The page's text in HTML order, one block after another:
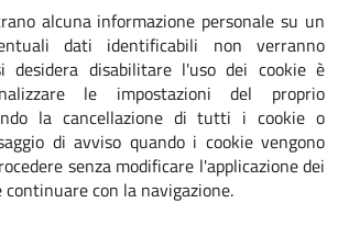
alcuna informazione personale su un
dati identificabili non verranno
desidera disabilitare l'uso dei cookie è
le impostazioni del proprio
la cancellazione di tutti i cookie o
di avviso quando i cookie vengono
senza modificare l'applicazione dei
con la navigazione.